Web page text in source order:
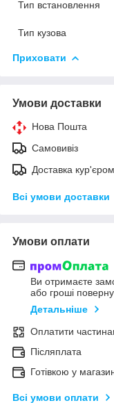
Тип встановлення
Тип кузова
Приховати
Умови доставки
Нова Пошта
Самовивіз
Доставка
Всі умови доставки
Умови оплати
Ви отримаєте
або гроші
Детальніше
Оплатити
Післяплата
Готівкою у
Всі умови оплати